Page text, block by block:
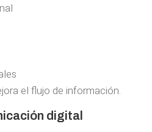
el flujo de información.
digital